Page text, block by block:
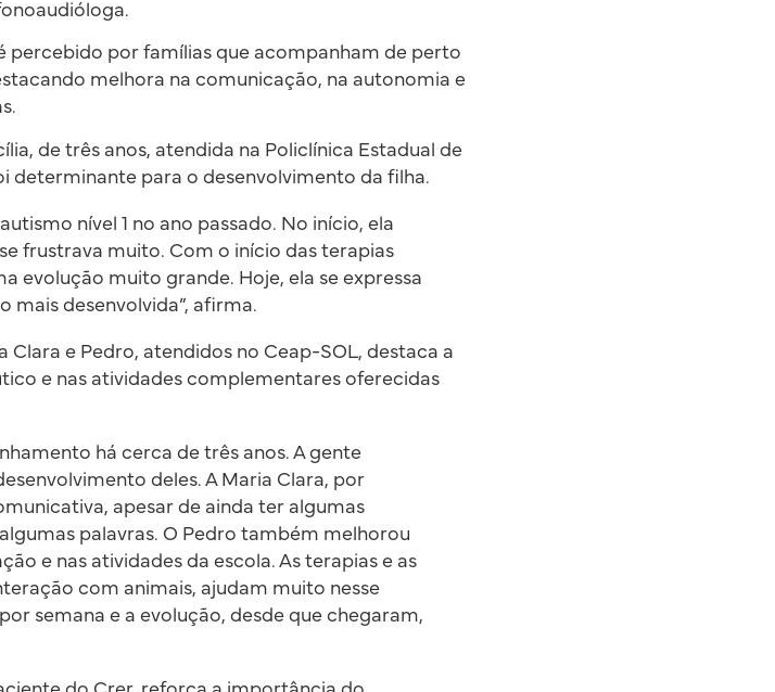
percebido por famílias que acompanham de perto
melhora na comunicação, na autonomia e
de três anos, atendida na Policlínica Estadual de
determinante para o desenvolvimento da filha.
nível 1 no ano passado. No início, ela
frustrava muito. Com o início das terapias
evolução muito grande. Hoje, ela se expressa
mais desenvolvida”, afirma.
Clara e Pedro, atendidos no Ceap-SOL, destaca a
e nas atividades complementares oferecidas
há cerca de três anos. A gente
deles. A Maria Clara, por
apesar de ainda ter algumas
palavras. O Pedro também melhorou
e nas atividades da escola. As terapias e as
com animais, ajudam muito nesse
semana e a evolução, desde que chegaram,